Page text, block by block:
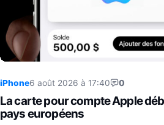
iPhone6 août 2026 à 17:40 0
La carte pour compte Apple
pays européens